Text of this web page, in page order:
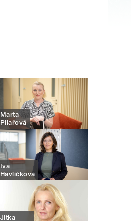
Marta
Pilařová
Iva
Havlíčková
Jitka